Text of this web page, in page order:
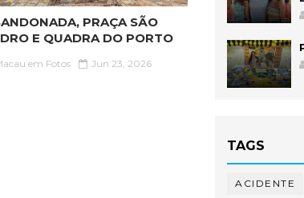
PRAÇA SÃO
E QUADRA DO PORTO
em Fotos Jun 23, 2026
TAGS
ACIDENTE